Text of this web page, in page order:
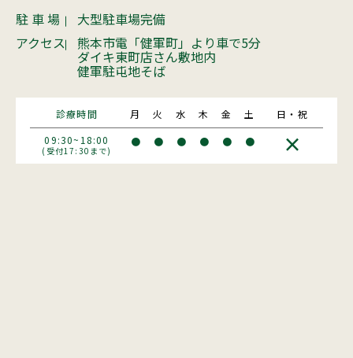
駐 車 場
大型駐車場完備
アクセス
熊本市電「健軍町」より車で5分
ダイキ東町店さん敷地内
健軍駐屯地そば
診療時間 月 火 水 木 金 土
日・祝
09:30~18:00
(受付17:30まで)
● ● ● ● ● ● ×